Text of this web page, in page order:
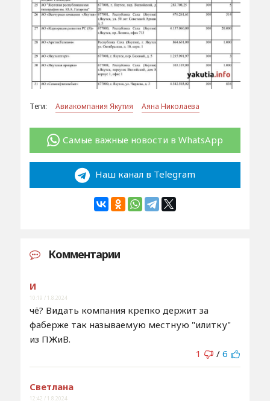
Теги: Авиакомпания Якутия Аяна Николаева
Самые важные новости в WhatsApp
Наш канал в Telegram
Комментарии
И
10:19 / 1.8.2024
чё? Видать компания крепко держит за
фаберже так называемую местную "илитку"
из ПЖиВ.
1
/ 6
Светлана
12:42 / 1.8.2024